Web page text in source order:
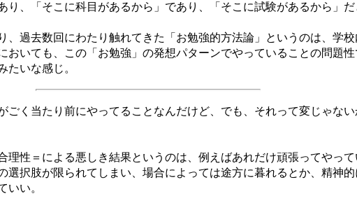
り、「そこに科目があるから」であり、「そこに試験があるから」だ
過去数回にわたり触れてきた「お勉強的方法論」というのは、学
おいても、この「お勉強」の発想パターンでやっていることの問題
たいな感じ。
く当たり前にやってることなんだけど、でも、それって変じゃな
性＝による悪しき結果というのは、例えばあれだけ頑張ってやっ
選択肢が限られてしまい、場合によっては途方に暮れるとか、精神的
いい。